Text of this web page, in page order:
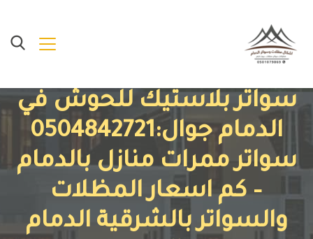
سواتر بلاستيك للحوش في
الدمام جوال:0504842721
سواتر ممرات منازل بالدمام
– كم اسعار المظلات
والسواتر بالشرقية الدمام